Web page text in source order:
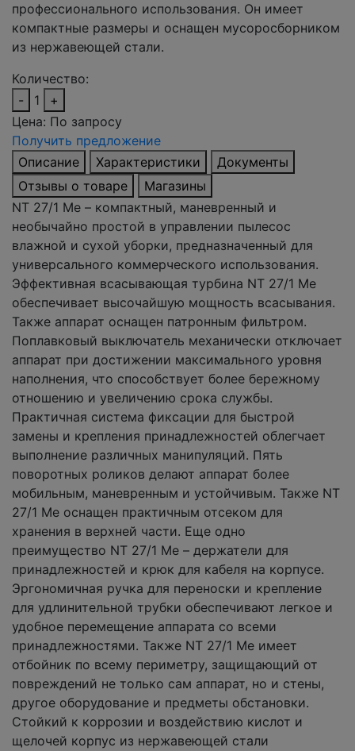
профессионального использования. Он имеет
компактные размеры и оснащен мусоросборником
из нержавеющей стали.
Количество:
-
1
+
Цена: По запросу
Получить предложение
Описание
Характеристики
Документы
Отзывы о товаре
Магазины
NT 27/1 Me – компактный, маневренный и
необычайно простой в управлении пылесос
влажной и сухой уборки, предназначенный для
универсального коммерческого использования.
Эффективная всасывающая турбина NT 27/1 Me
обеспечивает высочайшую мощность всасывания.
Также аппарат оснащен патронным фильтром.
Поплавковый выключатель механически отключает
аппарат при достижении максимального уровня
наполнения, что способствует более бережному
отношению и увеличению срока службы.
Практичная система фиксации для быстрой
замены и крепления принадлежностей облегчает
выполнение различных манипуляций. Пять
поворотных роликов делают аппарат более
мобильным, маневренным и устойчивым. Также NT
27/1 Me оснащен практичным отсеком для
хранения в верхней части. Еще одно
преимущество NT 27/1 Me – держатели для
принадлежностей и крюк для кабеля на корпусе.
Эргономичная ручка для переноски и крепление
для удлинительной трубки обеспечивают легкое и
удобное перемещение аппарата со всеми
принадлежностями. Также NT 27/1 Me имеет
отбойник по всему периметру, защищающий от
повреждений не только сам аппарат, но и стены,
другое оборудование и предметы обстановки.
Стойкий к коррозии и воздействию кислот и
щелочей корпус из нержавеющей стали